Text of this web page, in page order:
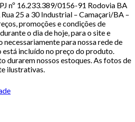
nº 16.233.389/0156-91 Rodovia BA
25 a 30 Industrial – Camaçari/BA –
promoções e condições de
o dia de hoje, para o site e
necessariamente para nossa rede de
está incluído no preço do produto.
durarem nossos estoques. As fotos de
ilustrativas.